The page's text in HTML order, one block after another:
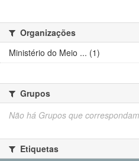
Organizações
Ministério do Meio ... (1)
Grupos
Não há Grupos que
Etiquetas